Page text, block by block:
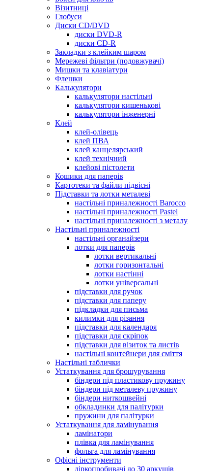
Візитниці
Глобуси
Диски CD/DVD
диски DVD-R
диски CD-R
Закладки з клейким шаром
Мережеві фільтри (подовжувачі)
Мишки та клавіатури
Флешки
Калькулятори
калькулятори настільні
калькулятори кишенькові
калькулятори інженерні
Клей
клей-олівець
клей ПВА
клей канцелярський
клей технічний
клейові пістолети
Кошики для паперів
Картотеки та файли підвісні
Підставки та лотки металеві
настільні приналежності Barocco
настільні приналежності Pastel
настільні приналежності з металу
Настільні приналежності
настільні органайзери
лотки для паперів
лотки вертикальні
лотки горизонтальні
лотки настінні
лотки універсальні
підставки для ручок
підставки для паперу
підкладки для письма
килимки для різання
підставки для календаря
підставки для скріпок
підставки для візиток та листів
настільні контейнери для сміття
Настільні таблички
Устаткування для брошурування
біндери під пластикову пружину
біндери під металеву пружину
біндери ниткошвейні
обкладинки для палітурки
пружини для палітурки
Устаткування для ламінування
ламінатори
плівка для ламінування
фольга для ламінування
Офісні інструменти
діркопробивачі до 30 аркушів